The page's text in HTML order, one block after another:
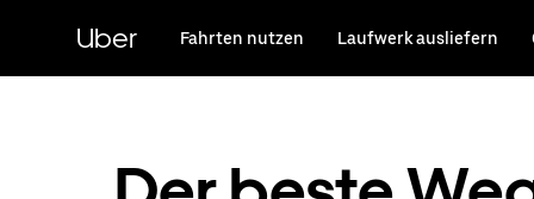
HauptinhaltUber Fahrten nutzen Laufwerk ausliefern